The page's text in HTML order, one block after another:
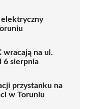
na ul.
6 sierpnia
przystanku na
w Toruniu